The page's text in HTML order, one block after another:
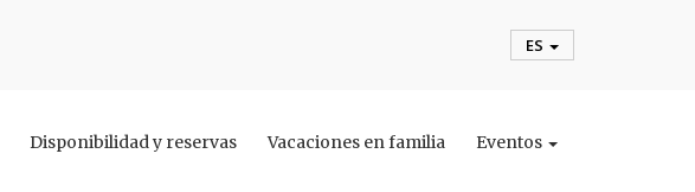
ES
Disponibilidad y reservas Vacaciones en familia Eventos